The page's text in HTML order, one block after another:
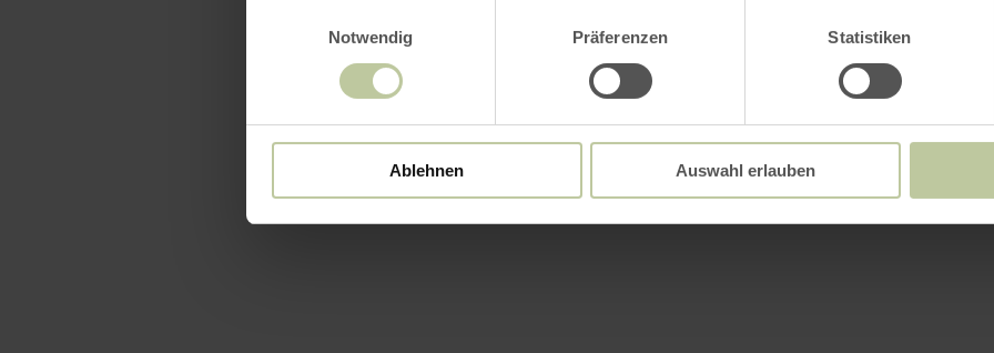
Notwendig
Präferenzen Statistiken
Ablehnen Auswahl erlauben